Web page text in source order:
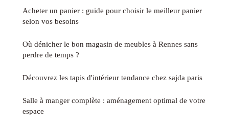
Acheter un panier : guide pour choisir le meilleur panier
selon vos besoins
Où dénicher le bon magasin de meubles à Rennes sans
perdre de temps ?
Découvrez les tapis d'intérieur tendance chez sajda paris
Salle à manger complète : aménagement optimal de votre
espace